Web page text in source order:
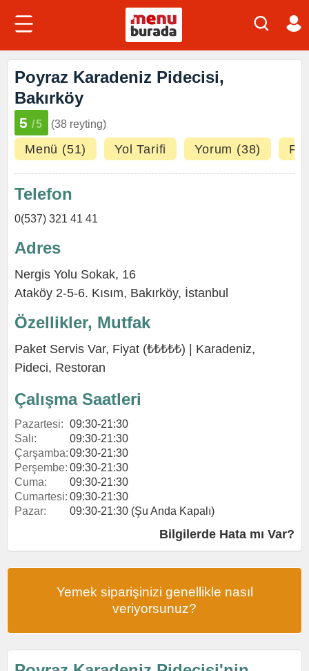
Poyraz Karadeniz Pidecisi,
Bakırköy
5 /5 (38 reyting)
Menü (51) Yol Tarifi Yorum (38)
Telefon
0(537) 321 41 41
Adres
Nergis Yolu Sokak, 16
Ataköy 2-5-6. Kısım, Bakırköy, İstanbul
Özellikler, Mutfak
Paket Servis Var, Fiyat (₺₺₺₺₺) | Karadeniz,
Pideci, Restoran
Çalışma Saatleri
Pazartesi: 09:30-21:30
Salı:
09:30-21:30
Çarşamba:09:30-21:30
Perşembe: 09:30-21:30
Cuma:
09:30-21:30
Cumartesi: 09:30-21:30
Pazar:
09:30-21:30 (Şu Anda Kapalı)
Bilgilerde Hata mı Var?
Yemek siparişinizi genellikle nasıl
veriyorsunuz?